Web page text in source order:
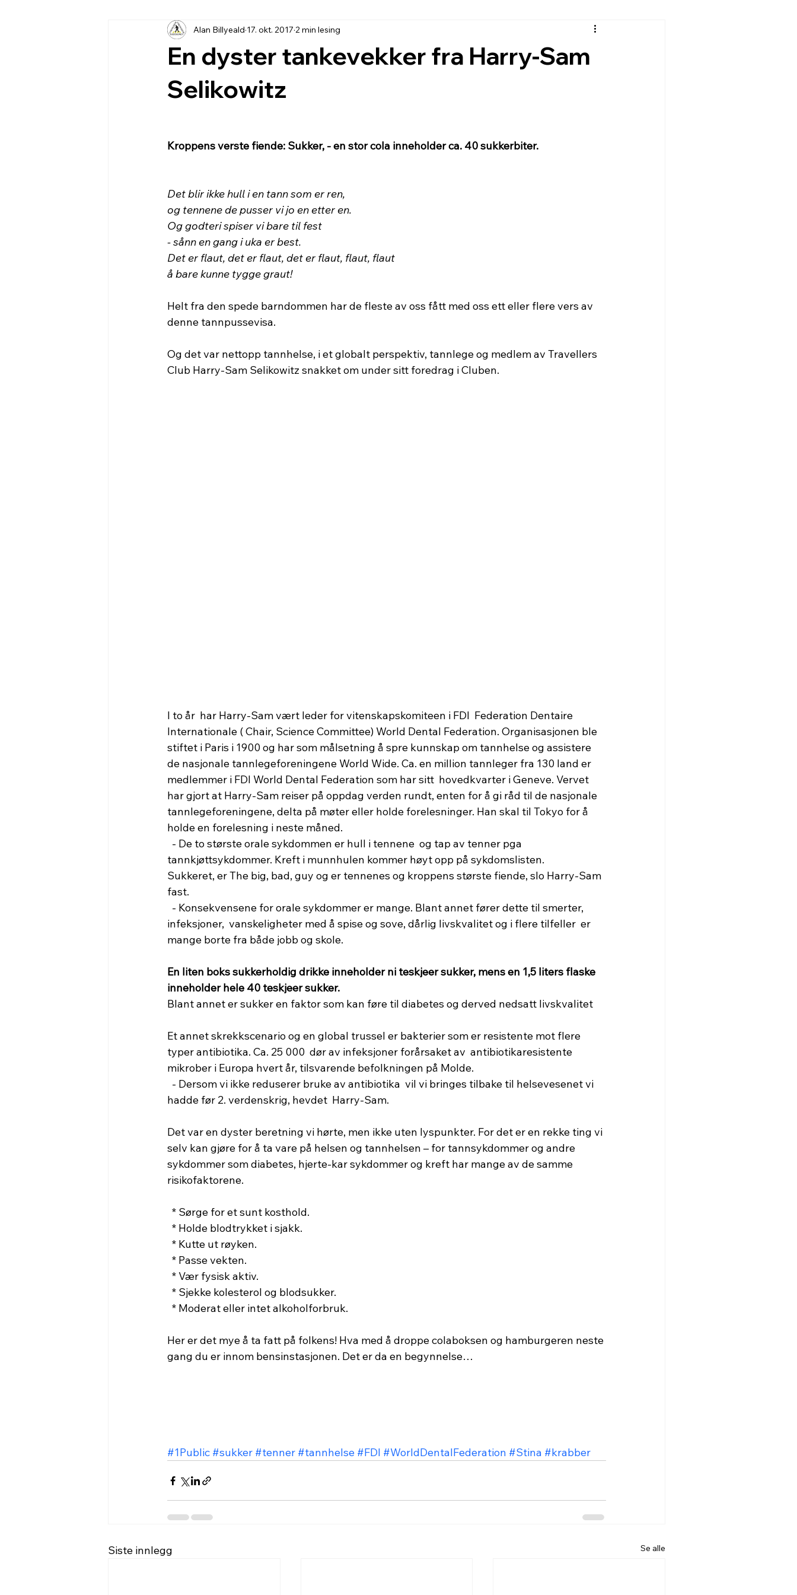
En dyster tankevekker fra Harry-Sam
Selikowitz
Alan Billyeald 17. okt. 2017 2 min lesing
Kroppens verste fiende: Sukker, - en stor cola inneholder ca. 40 sukkerbiter.
Det blir ikke hull i en tann som er ren,
og tennene de pusser vi jo en etter en.
Og godteri spiser vi bare til fest
- sånn en gang i uka er best.
Det er flaut, det er flaut, det er flaut, flaut, flaut
å bare kunne tygge graut!
Helt fra den spede barndommen har de fleste av oss fått med oss ett eller flere vers av
denne tannpussevisa.
Og det var nettopp tannhelse, i et globalt perspektiv, tannlege og medlem av Travellers
Club Harry-Sam Selikowitz snakket om under sitt foredrag i Cluben.
I to år  har Harry-Sam vært leder for vitenskapskomiteen i FDI  Federation Dentaire
Internationale ( Chair, Science Committee) World Dental Federation. Organisasjonen ble
stiftet i Paris i 1900 og har som målsetning å spre kunnskap om tannhelse og assistere
de nasjonale tannlegeforeningene World Wide. Ca. en million tannleger fra 130 land er
medlemmer i FDI World Dental Federation som har sitt  hovedkvarter i Geneve. Vervet
har gjort at Harry-Sam reiser på oppdag verden rundt, enten for å gi råd til de nasjonale
tannlegeforeningene, delta på møter eller holde forelesninger. Han skal til Tokyo for å
holde en forelesning i neste måned.
tannkjøttsykdommer. Kreft i munnhulen kommer høyt opp på sykdomslisten.
Sukkeret, er The big, bad, guy og er tennenes og kroppens største fiende, slo Harry-Sam
fast.
infeksjoner,  vanskeligheter med å spise og sove, dårlig livskvalitet og i flere tilfeller  er
mange borte fra både jobb og skole.
En liten boks sukkerholdig drikke inneholder ni teskjeer sukker, mens en 1,5 liters flaske
inneholder hele 40 teskjeer sukker.
Blant annet er sukker en faktor som kan føre til diabetes og derved nedsatt livskvalitet
Et annet skrekkscenario og en global trussel er bakterier som er resistente mot flere
typer antibiotika. Ca. 25 000  dør av infeksjoner forårsaket av  antibiotikaresistente
mikrober i Europa hvert år, tilsvarende befolkningen på Molde.
hadde før 2. verdenskrig, hevdet  Harry-Sam.
Det var en dyster beretning vi hørte, men ikke uten lyspunkter. For det er en rekke ting vi
selv kan gjøre for å ta vare på helsen og tannhelsen – for tannsykdommer og andre
sykdommer som diabetes, hjerte-kar sykdommer og kreft har mange av de samme
risikofaktorene.
  * Sørge for et sunt kosthold.
  * Holde blodtrykket i sjakk.
  * Kutte ut røyken.
  * Passe vekten.
  * Vær fysisk aktiv.
  * Sjekke kolesterol og blodsukker.
  * Moderat eller intet alkoholforbruk.
Her er det mye å ta fatt på folkens! Hva med å droppe colaboksen og hamburgeren neste
gang du er innom bensinstasjonen. Det er da en begynnelse…
#1Public #sukker #tenner #tannhelse #FDI #WorldDentalFederation #Stina #krabber
Siste innlegg Se alle